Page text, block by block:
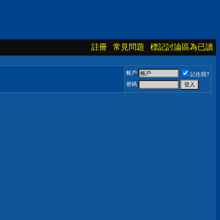
註冊 常見問題 標記討論區為已讀
帳戶
記住我?
密碼